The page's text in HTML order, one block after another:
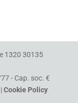
1320 30135
- Cap. soc. €
|Cookie Policy